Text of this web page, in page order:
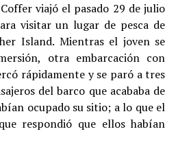
viajó el pasado 29 de julio
visitar un lugar de pesca de
Island. Mientras el joven se
otra embarcación con
rápidamente y se paró a tres
del barco que acababa de
ocupado su sitio; a lo que el
respondió que ellos habían